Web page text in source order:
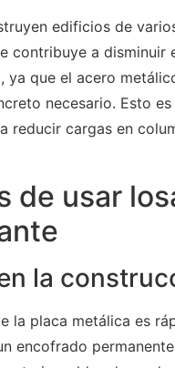
edificios de
contribuye a disminuir
ya que el acero
necesario. Esto es
reducir cargas en
de usar
la
la placa metálica es
encofrado